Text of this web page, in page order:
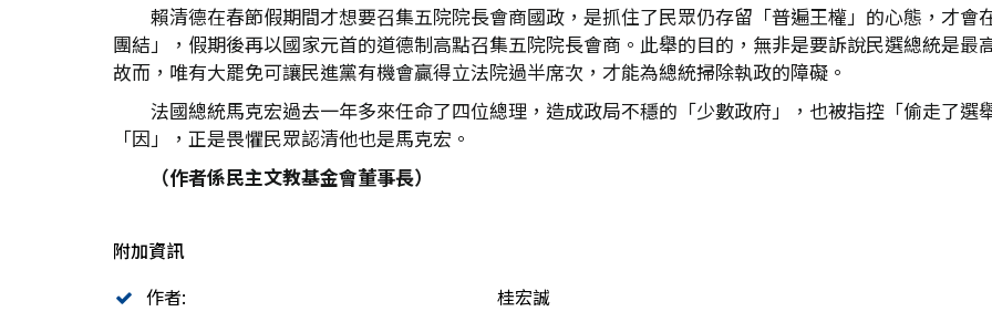
賴清德在春節假期間才想要召集五院院長會商國政，是抓住了民眾仍存留「普遍王權」的心態，才
團結」，假期後再以國家元首的道德制高點召集五院院長會商。此舉的目的，無非是要訴說民選總統是
故而，唯有大罷免可讓民進黨有機會贏得立法院過半席次，才能為總統掃除執政的障礙。
法國總統馬克宏過去一年多來任命了四位總理，造成政局不穩的「少數政府」，也被指控「偷走了
「因」，正是畏懼民眾認清他也是馬克宏。
（作者係民主文教基金會董事長）
附加資訊
作者:
桂宏誠